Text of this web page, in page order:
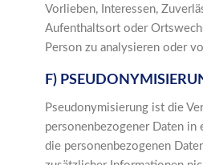
Vorlieben, Interessen,
Aufenthaltsort oder
Person zu analysieren oder
F)
Pseudonymisierung ist die
personenbezogener Daten in
die personenbezogenen